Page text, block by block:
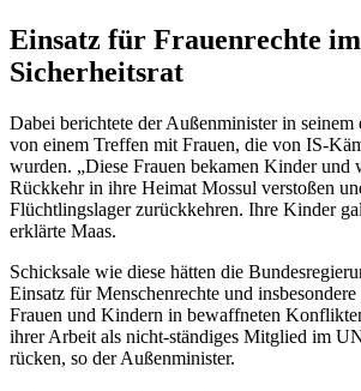
Einsatz für Frauenrechte
Sicherheitsrat
Dabei berichtete der Außenminister in seinem
von einem Treffen mit Frauen, die von IS-
wurden. „Diese Frauen bekamen Kinder und
Rückkehr in ihre Heimat Mossul verstoßen
Flüchtlingslager zurückkehren. Ihre Kinder
erklärte Maas.
Schicksale wie diese hätten die
Einsatz für Menschenrechte und
Frauen und Kindern in bewaffneten
ihrer Arbeit als nicht-ständiges Mitglied im
rücken, so der Außenminister.